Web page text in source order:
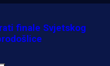
finale Svjetskog